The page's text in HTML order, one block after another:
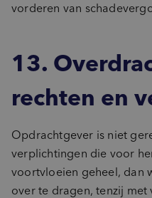
vorderen van
13.
rechten en
Opdrachtgever is niet
verplichtingen die voor
voortvloeien geheel, dan
over te dragen, tenzij